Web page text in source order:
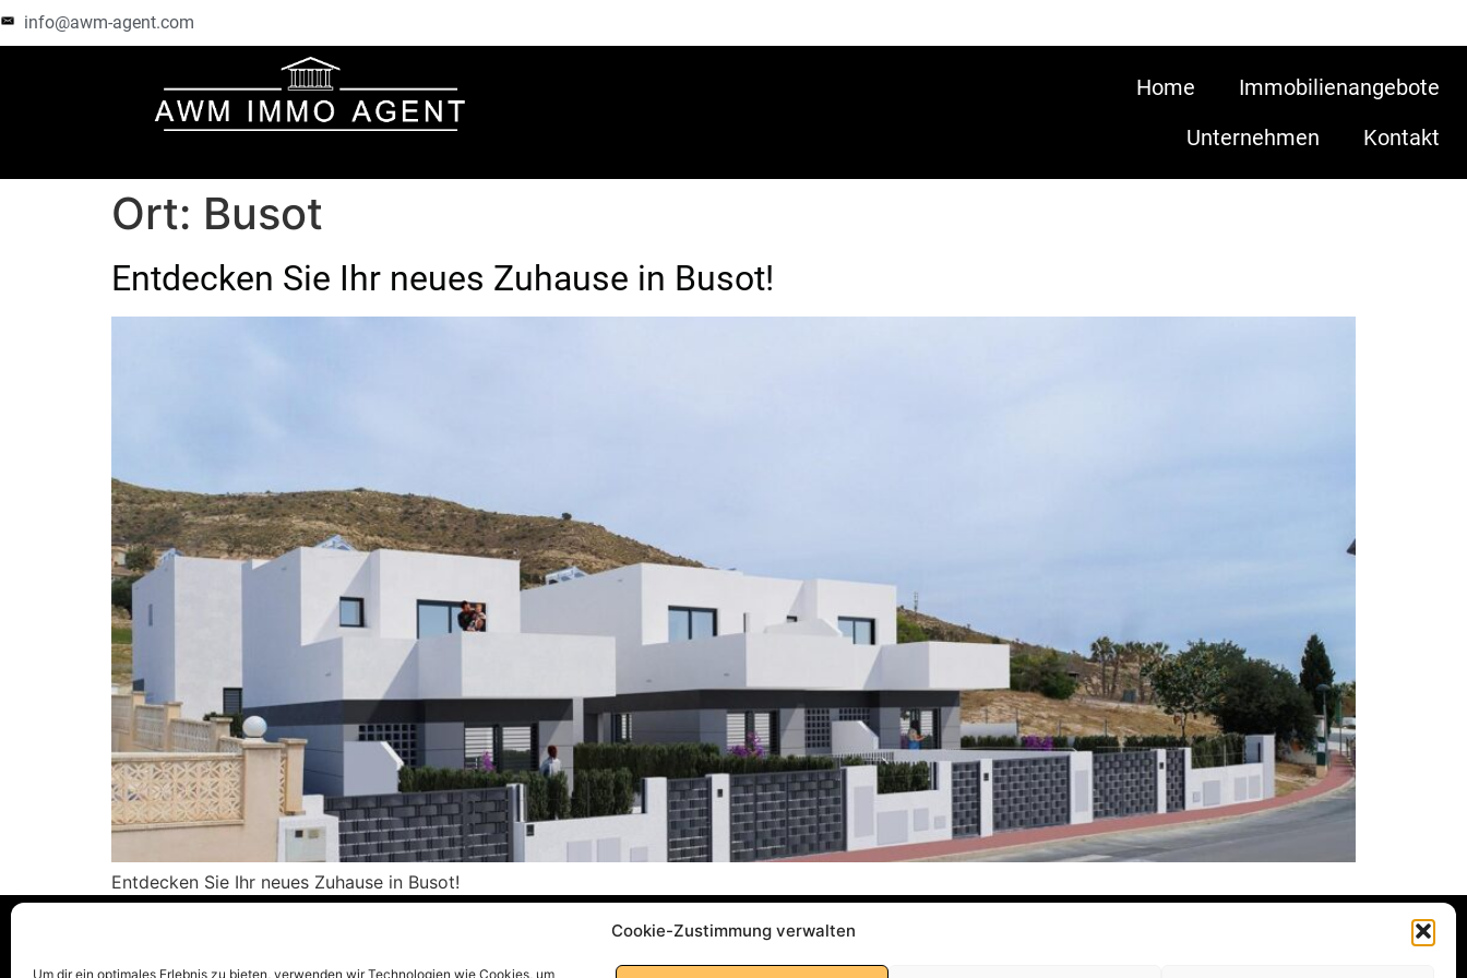
Cookie-Zustimmung verwalten
Um dir ein optimales Erlebnis zu bieten, verwenden wir Technologien wie Cookies, um
info@awm-agent.com
Home
Immobilienangebote
Unternehmen
Kontakt
Ort: Busot
Entdecken Sie Ihr neues Zuhause in Busot!
Entdecken Sie Ihr neues Zuhause in Busot!
Datenschutzerklärung